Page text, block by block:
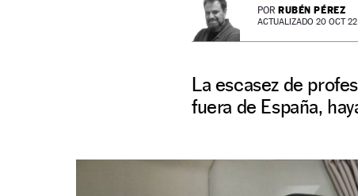
POR RUBÉN PÉREZ
ACTUALIZADO 20 OCT
La escasez de
fuera de España,